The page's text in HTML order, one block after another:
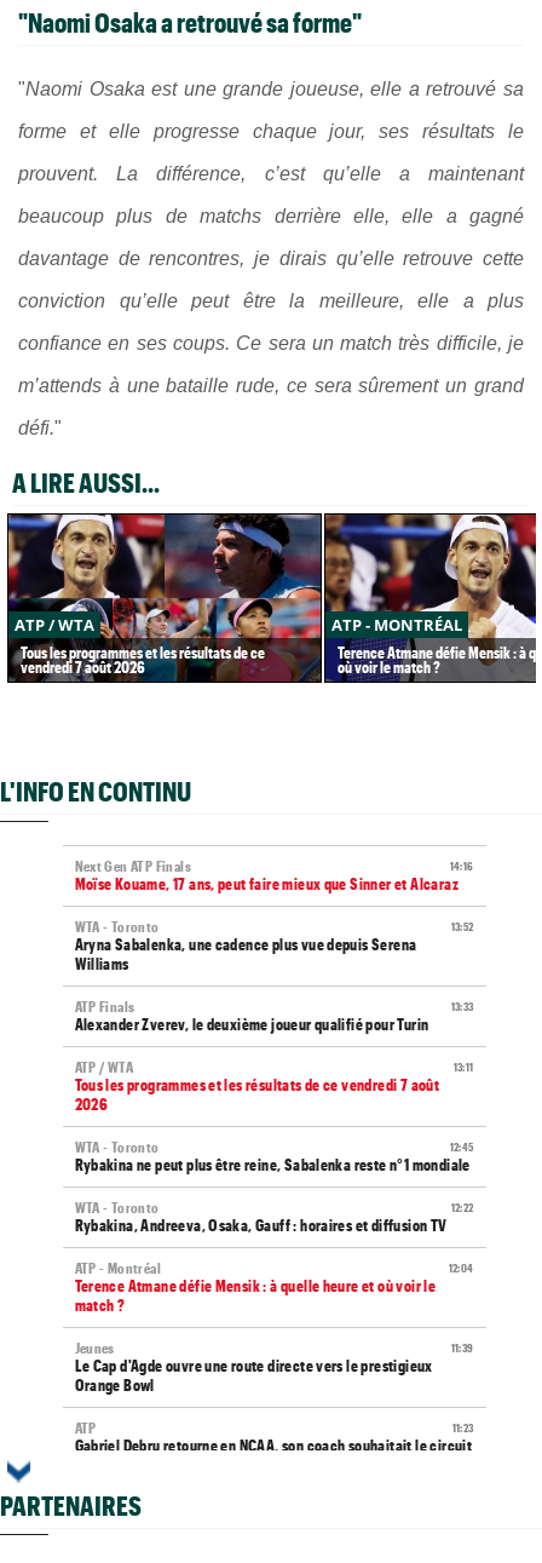
"Naomi Osaka a retrouvé sa forme"
"Naomi Osakaest une grande joueuse, elle a retrouvé sa
forme et elle progresse chaque jour, ses résultats le
prouvent. La différence, c’est qu’elle a maintenant
beaucoup plus de matchs derrière elle, elle a gagné
davantage de rencontres, je dirais qu’elle retrouve cette
conviction qu’elle peut être la meilleure, elle a plus
confiance en ses coups. Ce sera un match très difficile, je
m’attends à une bataille rude, ce sera sûrement un grand
défi."
A LIRE AUSSI...
ATP / WTA
Tous les programmes et les résultats de ce
vendredi 7 août 2026
ATP - MONTRÉAL
Terence Atmane défie Mensik : à
où voir le match ?
L'INFO EN CONTINU
14:16
Next Gen ATP Finals
Moïse Kouame, 17 ans, peut faire mieux que Sinner et Alcaraz
13:52
WTA - Toronto
Aryna Sabalenka, une cadence plus vue depuis Serena
Williams
13:33
ATP Finals
Alexander Zverev, le deuxième joueur qualifié pour Turin
13:11
ATP / WTA
Tous les programmes et les résultats de ce vendredi 7 août
2026
12:45
WTA - Toronto
Rybakina ne peut plus être reine, Sabalenka reste n°1 mondiale
12:22
WTA - Toronto
Rybakina, Andreeva, Osaka, Gauff : horaires et diffusion TV
12:04
ATP - Montréal
Terence Atmane défie Mensik : à quelle heure et où voir le
match ?
11:39
Jeunes
Le Cap d'Agde ouvre une route directe vers le prestigieux
Orange Bowl
11:23
ATP
Gabriel Debru retourne en NCAA, son coach souhaitait le circuit
Istanbul (CH)
PARTENAIRES